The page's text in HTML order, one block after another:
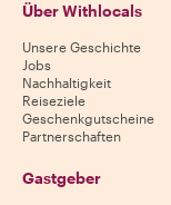
Über Withlocals
Unsere Geschichte
Jobs
Nachhaltigkeit
Reiseziele
Geschenkgutscheine
Partnerschaften
Gastgeber